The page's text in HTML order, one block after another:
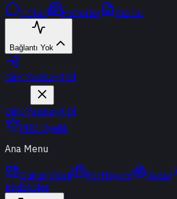
t-Chat Haberler Yazılar
Bağlantı Yok
Giriş YapKayıt Ol
Giriş YapKayıt Ol
PRO Üyelik
Ana Menu
Günün Özeti Portföyüm Radar
Endeksler